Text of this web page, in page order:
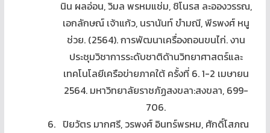
นิน ผลอ่อน, วิมล พรหมแช่ม, ชิโนรส ละอองวรรณ,
เอกลักษณ์ เจ้าแก้ว, นรานันท์ ขำมณี, พีรพงศ์ หนู
ช่วย. (2564). การพัฒนาเครื่องถอนขนไก่. งาน
ประชุมวิชาการระดับชาติด้านวิทยาศาสตร์และ
เทคโนโลยีเครือข่ายภาคใต้ ครั้งที่ 6. 1-2 เมษายน
2564. มหาวิทยาลัยราชภัฏสงขลา:สงขลา, 699-
706.
ปิยวัตร มากศรี, วรพงศ์ อินทร์พรหม, ศักดิ์โสภณ